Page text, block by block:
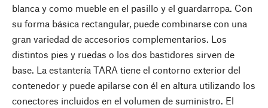
blanca y como mueble en el pasillo y el guardarropa. Con
su forma básica rectangular, puede combinarse con una
gran variedad de accesorios complementarios. Los
distintos pies y ruedas o los dos bastidores sirven de
base. La estantería TARA tiene el contorno exterior del
contenedor y puede apilarse con él en altura utilizando los
conectores incluidos en el volumen de suministro. El